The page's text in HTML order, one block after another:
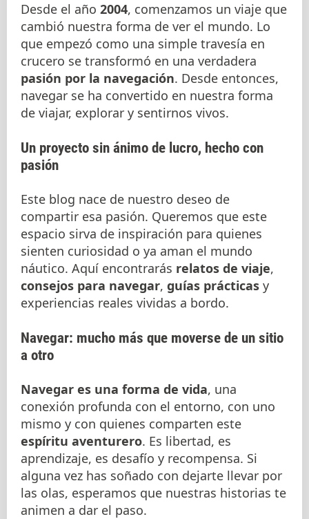
Desde el año 2004, comenzamos un viaje que
cambió nuestra forma de ver el mundo. Lo
que empezó como una simple travesía en
crucero se transformó en una verdadera
pasión por la navegación. Desde entonces,
navegar se ha convertido en nuestra forma
de viajar, explorar y sentirnos vivos.
Un proyecto sin ánimo de lucro, hecho con
pasión
Este blog nace de nuestro deseo de
compartir esa pasión. Queremos que este
espacio sirva de inspiración para quienes
sienten curiosidad o ya aman el mundo
náutico. Aquí encontrarás relatos de viaje,
consejos para navegar, guías prácticas y
experiencias reales vividas a bordo.
Navegar: mucho más que moverse de un sitio
a otro
Navegar es una forma de vida, una
conexión profunda con el entorno, con uno
mismo y con quienes comparten este
espíritu aventurero. Es libertad, es
aprendizaje, es desafío y recompensa. Si
alguna vez has soñado con dejarte llevar por
las olas, esperamos que nuestras historias te
animen a dar el paso.